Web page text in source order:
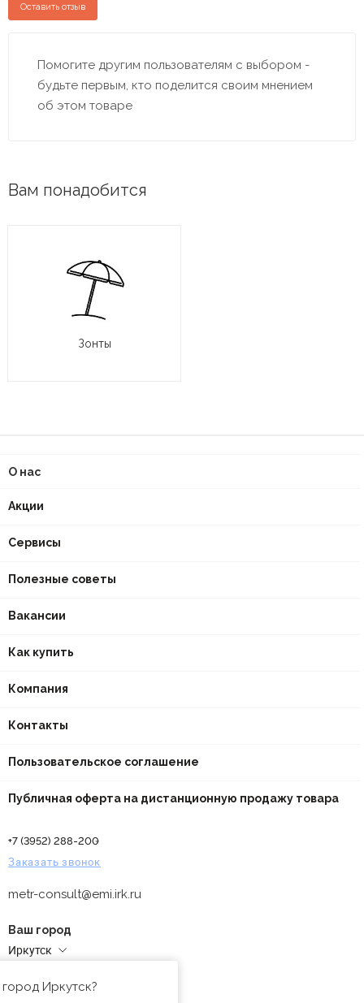
Оставить отзыв
Помогите другим пользователям с выбором -
будьте первым, кто поделится своим мнением
об этом товаре
Вам понадобится
Зонты
О нас
Акции
Сервисы
Полезные советы
Вакансии
Как купить
Компания
Контакты
Пользовательское соглашение
Публичная оферта на дистанционную продажу товара
+7 (3952) 288-200
Заказать звонок
metr-consult@emi.irk.ru
Ваш город
Иркутск
Иркутск?